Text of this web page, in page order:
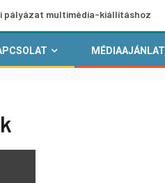
multimédia-kiállításhoz
MÉDIAAJÁNLAT